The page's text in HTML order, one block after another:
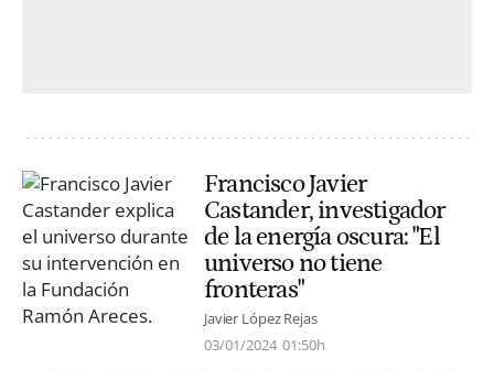
Francisco Javier
Castander, investigador
de la energía oscura: "El
universo no tiene
fronteras"
Javier López Rejas
03/01/2024 01:50h